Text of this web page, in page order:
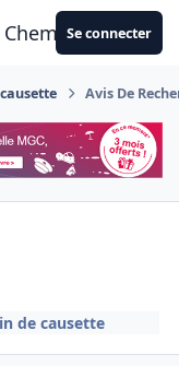
CheminotsSe connecter
Avis De
de causette